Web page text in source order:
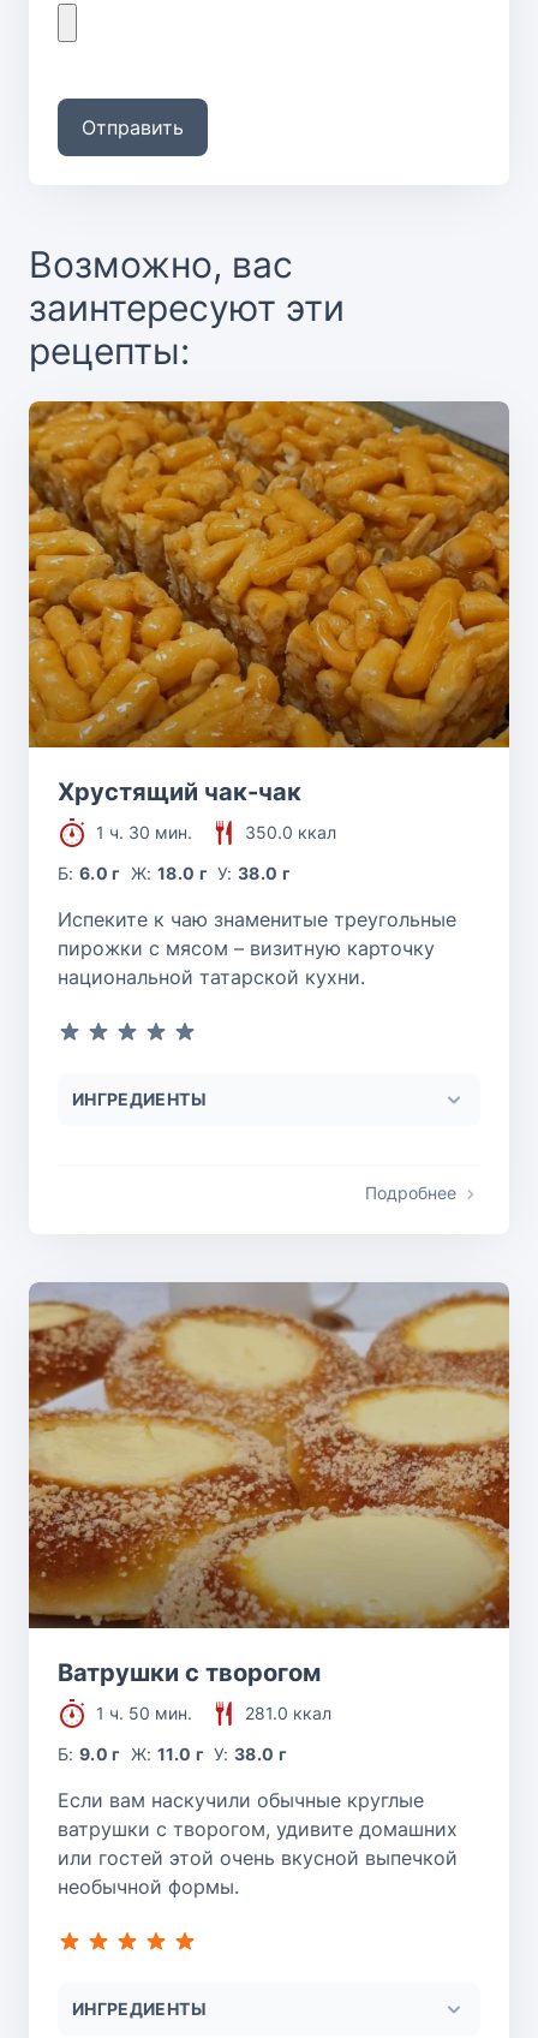
Отправить
Возможно, вас
заинтересуют эти
рецепты:
Хрустящий чак-чак
1 ч. 30 мин.
350.0 ккал
Б:6.0 г Ж: 18.0 г У:38.0 г
Испеките к чаю знаменитые треугольные
пирожки с мясом – визитную карточку
национальной татарской кухни.
ИНГРЕДИЕНТЫ
Подробнее
Ватрушки с творогом
1 ч. 50 мин.
281.0 ккал
Б:9.0 г Ж: 11.0 г У:38.0 г
Если вам наскучили обычные круглые
ватрушки с творогом, удивите домашних
или гостей этой очень вкусной выпечкой
необычной формы.
ИНГРЕДИЕНТЫ